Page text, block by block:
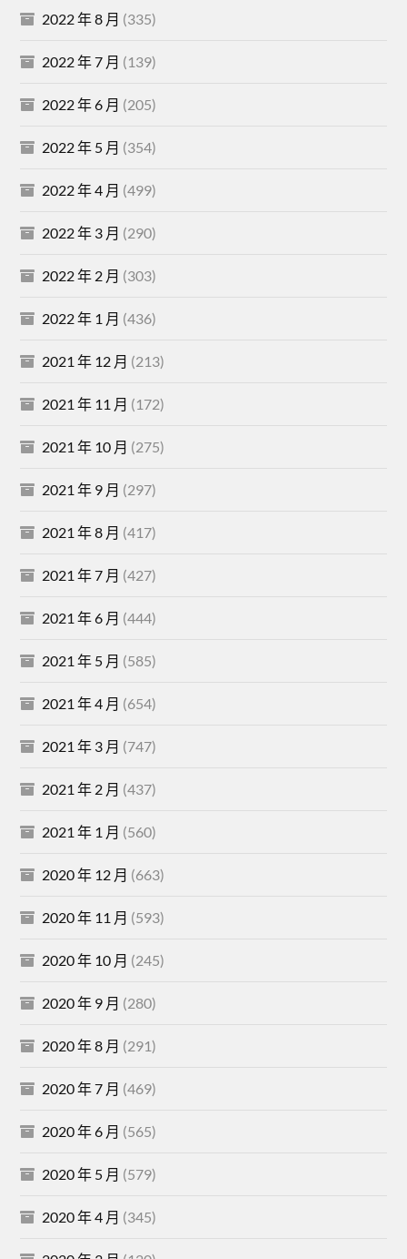
2022 年 8 月 (335)
2022 年 7 月 (139)
2022 年 6 月 (205)
2022 年 5 月 (354)
2022 年 4 月 (499)
2022 年 3 月 (290)
2022 年 2 月 (303)
2022 年 1 月 (436)
2021 年 12 月 (213)
2021 年 11 月 (172)
2021 年 10 月 (275)
2021 年 9 月 (297)
2021 年 8 月 (417)
2021 年 7 月 (427)
2021 年 6 月 (444)
2021 年 5 月 (585)
2021 年 4 月 (654)
2021 年 3 月 (747)
2021 年 2 月 (437)
2021 年 1 月 (560)
2020 年 12 月 (663)
2020 年 11 月 (593)
2020 年 10 月 (245)
2020 年 9 月 (280)
2020 年 8 月 (291)
2020 年 7 月 (469)
2020 年 6 月 (565)
2020 年 5 月 (579)
2020 年 4 月 (345)